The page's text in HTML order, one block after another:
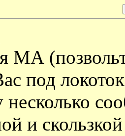
МА
под
и